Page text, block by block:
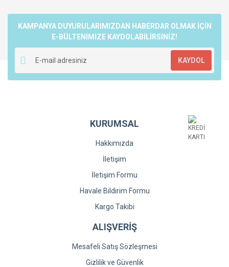
Yorum Yaz
kullanarak tarafımıza iletebilirsiniz.
Görüş ve önerileriniz için teşekkür ederiz.
Ürün resmi kalitesiz, bozuk veya görüntülenemiyor.
Ürün açıklamasında eksik bilgiler bulunuyor.
Ürün bilgilerinde hatalar bulunuyor.
Gönder
KAMPANYA DUYURULARIMIZDAN HABERDAR OLMAK İÇİN
E-BÜLTENİMİZE KAYDOLABİLİRSİNİZ!
KAYDOL
KURUMSAL
Hakkımızda
İletişim
İletişim Formu
Havale Bildirim Formu
Kargo Takibi
ALIŞVERİŞ
Mesafeli Satış Sözleşmesi
Gizlilik ve Güvenlik